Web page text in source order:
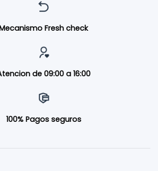
Fresh check
de 09:00 a 16:00
100% Pagos seguros